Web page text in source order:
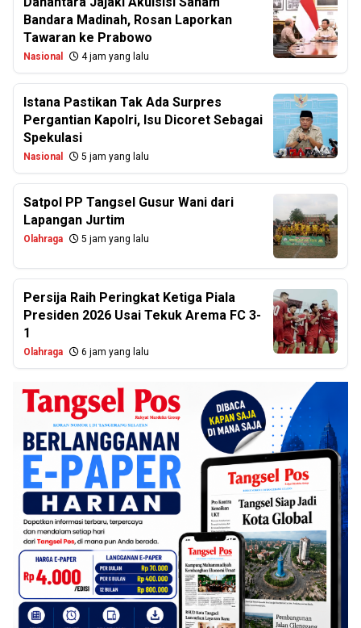
Bandara Madinah, Rosan Laporkan
Tawaran ke Prabowo
Nasional 4 jam yang lalu
Istana Pastikan Tak Ada Surpres
Pergantian Kapolri, Isu Dicoret Sebagai
Spekulasi
Nasional 5 jam yang lalu
Satpol PP Tangsel Gusur Wani dari
Lapangan Jurtim
Olahraga 5 jam yang lalu
Persija Raih Peringkat Ketiga Piala
Presiden 2026 Usai Tekuk Arema FC 3-
1
Olahraga 6 jam yang lalu